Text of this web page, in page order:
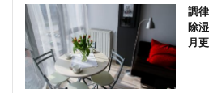
調
除
月更